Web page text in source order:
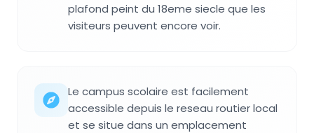
plafond peint du 18eme siecle que les
visiteurs peuvent encore voir.
Le campus scolaire est facilement
accessible depuis le reseau routier local
et se situe dans un emplacement